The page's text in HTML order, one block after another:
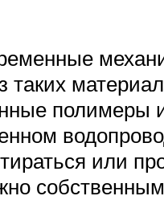
таких
полимеры
или